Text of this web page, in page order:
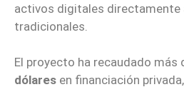
activos digitales directamente
tradicionales.
El proyecto ha recaudado más
dólares en financiación